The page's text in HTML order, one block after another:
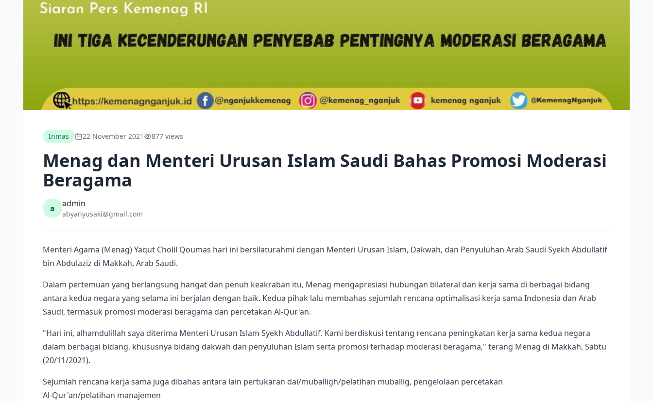
Inmas 22 November 2021 877 views
Menag dan Menteri Urusan Islam Saudi Bahas Promosi Moderasi
Beragama
a admin
abyanyusaki@gmail.com
Menteri Agama (Menag) Yaqut Cholil Qoumas hari ini bersilaturahmi dengan Menteri Urusan Islam, Dakwah, dan Penyuluhan Arab Saudi Syekh Abdullatif
bin Abdulaziz di Makkah, Arab Saudi.
Dalam pertemuan yang berlangsung hangat dan penuh keakraban itu, Menag mengapresiasi hubungan bilateral dan kerja sama di berbagai bidang
antara kedua negara yang selama ini berjalan dengan baik. Kedua pihak lalu membahas sejumlah rencana optimalisasi kerja sama Indonesia dan Arab
Saudi, termasuk promosi moderasi beragama dan percetakan Al-Qur'an.
"Hari ini, alhamdulillah saya diterima Menteri Urusan Islam Syekh Abdullatif. Kami berdiskusi tentang rencana peningkatan kerja sama kedua negara
dalam berbagai bidang, khususnya bidang dakwah dan penyuluhan Islam serta promosi terhadap moderasi beragama," terang Menag di Makkah, Sabtu
(20/11/2021).
Sejumlah rencana kerja sama juga dibahas antara lain pertukaran dai/muballigh/pelatihan muballig, pengelolaan percetakan
Al-Qur'an/pelatihan manajemen